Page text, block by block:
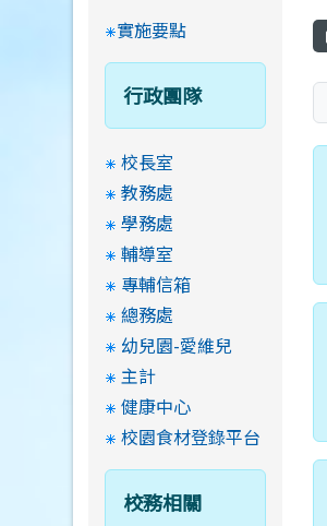
實施要點
行政團隊
校長室
教務處
學務處
輔導室
專輔信箱
總務處
幼兒園-愛維兒
主計
健康中心
校園食材登錄平台
校務相關